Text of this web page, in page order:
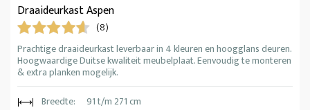
Draaideurkast Aspen
(8)
Prachtige draaideurkast leverbaar in 4 kleuren en hoogglans deuren.
Hoogwaardige Duitse kwaliteit meubelplaat. Eenvoudig te monteren
& extra planken mogelijk.
Breedte:
91 t/m 271 cm